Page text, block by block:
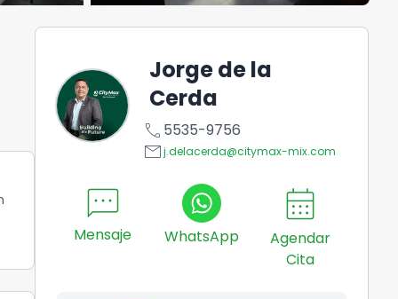
Jorge de la
Cerda
call 5535-9756
emailj.delacerda@citymax-mix.com
sms
Mensaje WhatsApp
calendar_month
Agendar
Cita